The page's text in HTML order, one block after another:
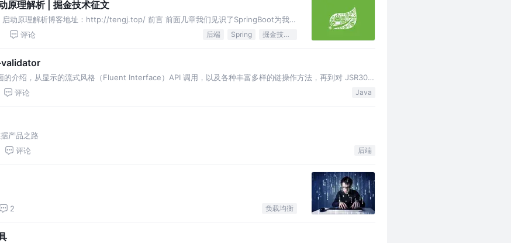
原理解析 | 掘金技术征文
动原理解析博客地址：http://tengj.top/ 前言 前面几章我们见识了SpringBoot为我们
手来说，如果不大懂SpringBoot内部启动原理，以后难免会吃亏。所以这次博主就跟…
评论 后端 Spring 掘金技术征文
validator
介绍，从显示的流式风格（Fluent Interface）API 调用，以及各种丰富多样的链操作方法，再到对 JSR303
高级点的注解方式验证、支持级联对象图和 Spring AOP 的集成。
评论 Java
产品之路
评论 后端
2 负载均衡